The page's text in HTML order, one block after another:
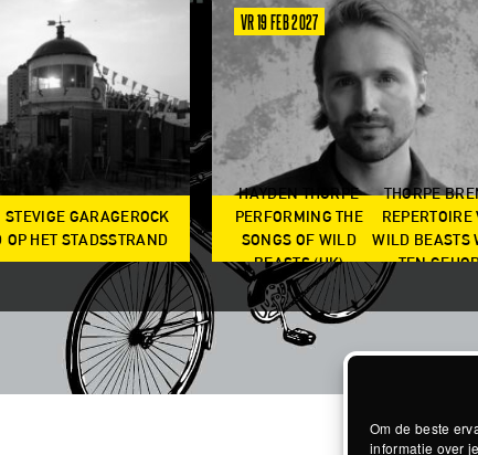
Om de beste
informatie over
STEVIGE GARAGEROCK
OP HET STADSSTRAND
VR 19 FEB 2027
HAYDEN THORPE
PERFORMING THE
SONGS OF WILD
BEASTS (UK)
THORPE
REPERTOIRE
WILD BEASTS
TEN